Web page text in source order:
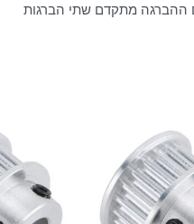
ההברגה מתקדם שתי הברגות